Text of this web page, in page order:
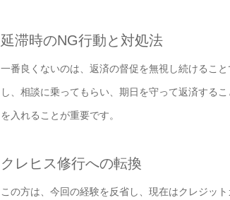
延滞時のNG行動と対処法
一番良くないのは、返済の督促を無視し続けるこ
し、相談に乗ってもらい、期日を守って返済する
を入れることが重要です。
クレヒス修行への転換
この方は、今回の経験を反省し、現在はクレジッ